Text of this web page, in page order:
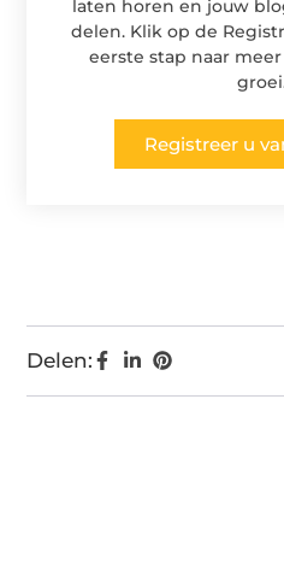
laten horen en jouw
delen. Klik op de
eerste stap naar
Registreer u
Delen: